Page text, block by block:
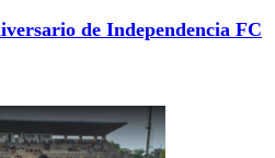
de Independencia FC